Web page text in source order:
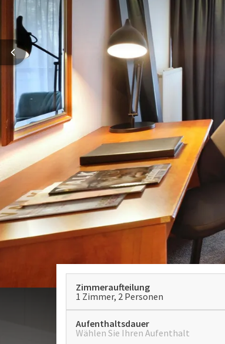
Zimmeraufteilung
1 Zimmer, 2 Personen
Aufenthaltsdauer
Wählen Sie Ihren Aufenthalt